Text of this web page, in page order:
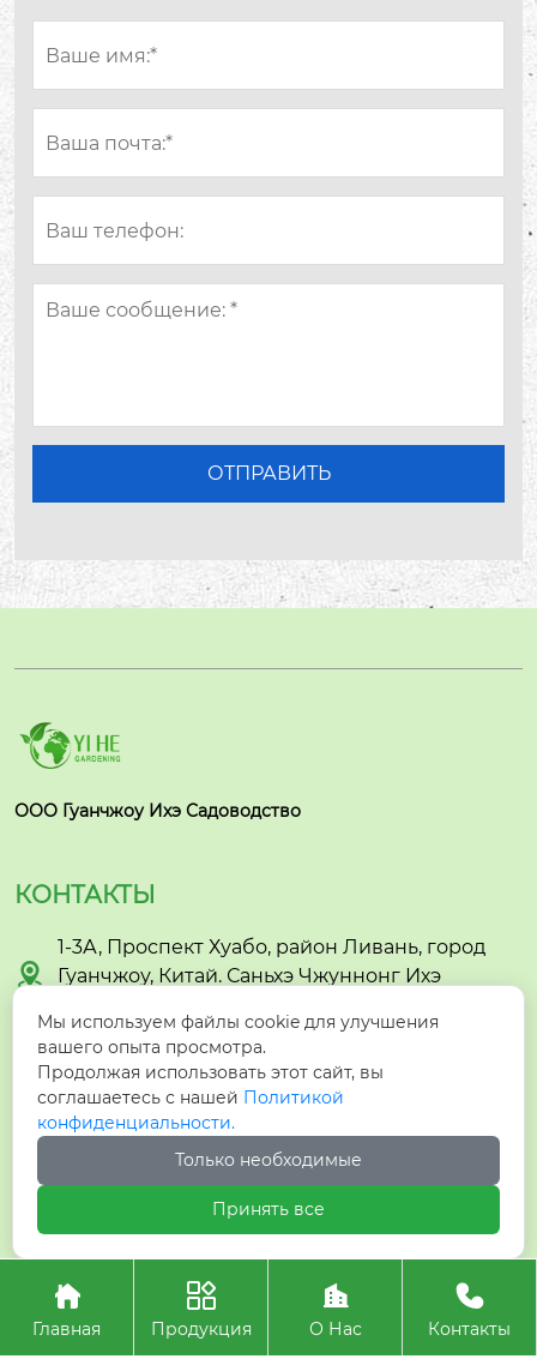
ООО Гуанчжоу Ихэ Садоводство
КОНТАКТЫ

1-3А, Проспект Хуабо, район Ливань, город
Гуанчжоу, Китай. Саньхэ Чжуннонг Ихэ
 berry@yihegarden.com
 +86-13924141372
 +8613924141372
Авторское право©ООО Гуанчжоу Ихэ Садоводство

Главная

Продукция

О Нас

Контакты
Мы используем файлы cookie для улучшения
вашего опыта просмотра.
Продолжая использовать этот сайт, вы
соглашаетесь с нашей Политикой
конфиденциальности.
Только необходимые
Принять все